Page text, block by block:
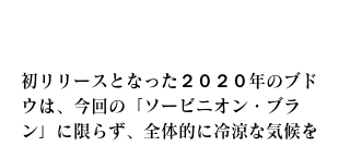
初リリースとなった２０２０年のブド
ウは、今回の「ソービニオン・ブラ
ン」に限らず、全体的に冷涼な気候を